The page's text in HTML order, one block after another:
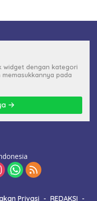
widget dengan kategori
pada
Privasi REDAKSI